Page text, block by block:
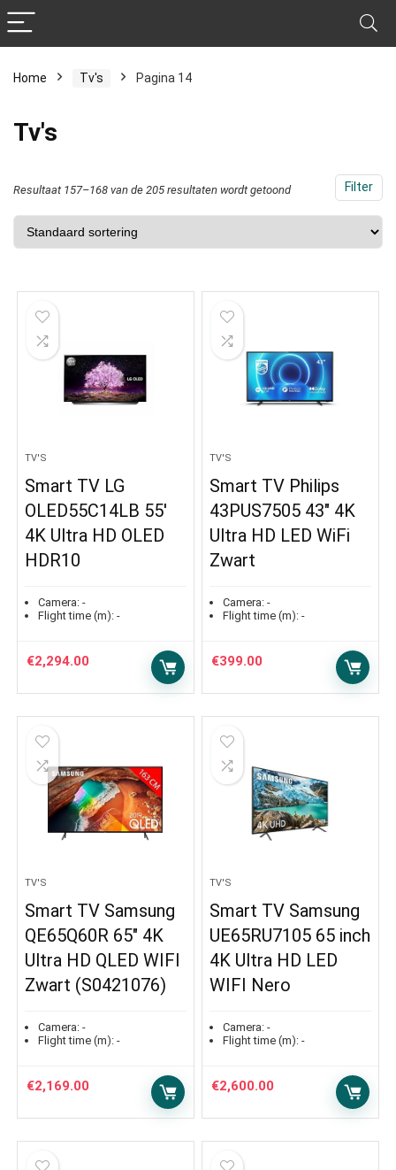
Home Tv's Pagina 14
Tv's
Filter
Resultaat 157–168 van de 205 resultaten wordt getoond
TV'S
Smart TV LG
OLED55C14LB 55′
4K Ultra HD OLED
HDR10
Camera: -
Flight time (m): -
€2,294.00
TV'S
Smart TV Philips
43PUS7505 43″ 4K
Ultra HD LED WiFi
Zwart
Camera: -
Flight time (m): -
€399.00
TV'S
Smart TV Samsung
QE65Q60R 65″ 4K
Ultra HD QLED WIFI
Zwart (S0421076)
Camera: -
Flight time (m): -
€2,169.00
TV'S
Smart TV Samsung
UE65RU7105 65 inch
4K Ultra HD LED
WIFI Nero
Camera: -
Flight time (m): -
€2,600.00